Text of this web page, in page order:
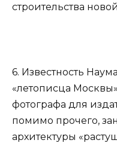
строительства
6. Известность
«летописца
фотографа для
помимо прочего,
архитектуры